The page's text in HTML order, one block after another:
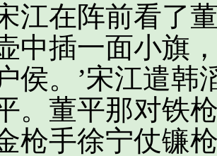
在阵前看了董
中插一面小旗
侯。’宋江遣韩
。董平那对铁
枪手徐宁仗镰